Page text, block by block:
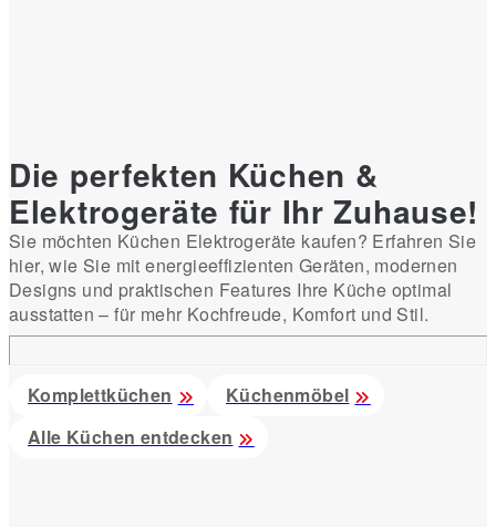
Die perfekten Küchen &
Elektrogeräte für Ihr Zuhause!
Sie möchten Küchen Elektrogeräte kaufen? Erfahren Sie
hier, wie Sie mit energieeffizienten Geräten, modernen
Designs und praktischen Features Ihre Küche optimal
ausstatten – für mehr Kochfreude, Komfort und Stil.
Komplettküchen
Küchenmöbel
Alle Küchen entdecken